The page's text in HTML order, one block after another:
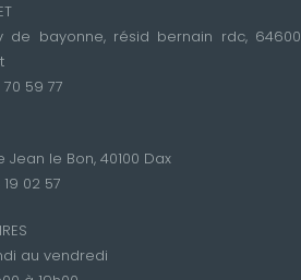
de bayonne, résid bernain rdc, 64600
59 77
Jean le Bon, 40100 Dax
02 57
au vendredi